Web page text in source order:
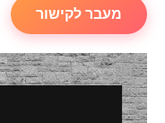
מעבר לקישור